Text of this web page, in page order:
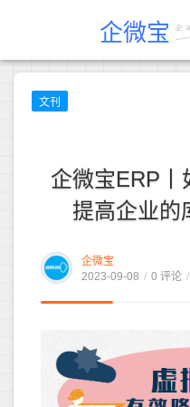
企微宝
文刊
企微宝ERP丨
提高企业的
企微宝
2023-09-08 / 0 评论 /